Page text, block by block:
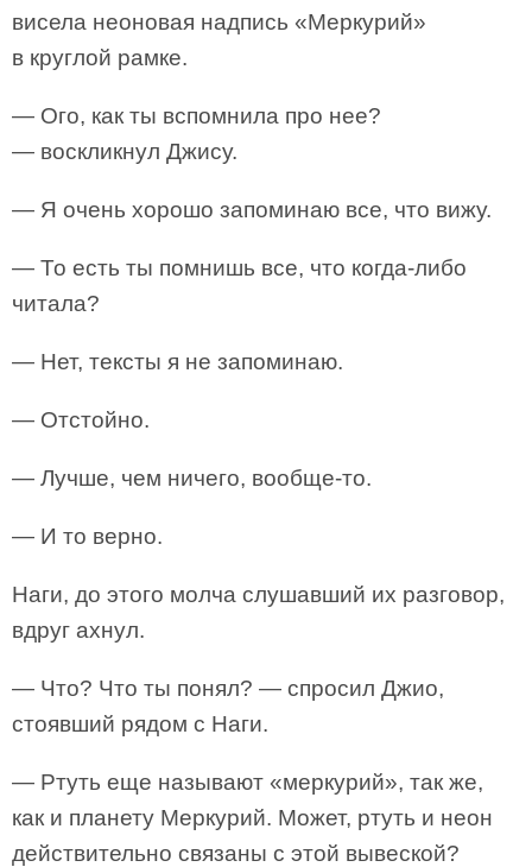
висела неоновая надпись «Меркурий»
в круглой рамке.
— Ого, как ты вспомнила про нее?
— воскликнул Джису.
— Я очень хорошо запоминаю все, что вижу.
— То есть ты помнишь все, что когда-либо
читала?
— Нет, тексты я не запоминаю.
— Отстойно.
— Лучше, чем ничего, вообще-то.
— И то верно.
Наги, до этого молча слушавший их разговор,
вдруг ахнул.
— Что? Что ты понял? — спросил Джио,
стоявший рядом с Наги.
— Ртуть еще называют «меркурий», так же,
как и планету Меркурий. Может, ртуть и неон
действительно связаны с этой вывеской?